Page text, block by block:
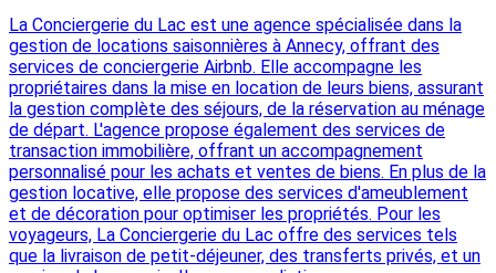
La Conciergerie du Lac est une agence spécialisée dans la
gestion de locations saisonnières à Annecy, offrant des
services de conciergerie Airbnb. Elle accompagne les
propriétaires dans la mise en location de leurs biens, assurant
la gestion complète des séjours, de la réservation au ménage
de départ. L'agence propose également des services de
transaction immobilière, offrant un accompagnement
personnalisé pour les achats et ventes de biens. En plus de la
gestion locative, elle propose des services d'ameublement
et de décoration pour optimiser les propriétés. Pour les
voyageurs, La Conciergerie du Lac offre des services tels
que la livraison de petit-déjeuner, des transferts privés, et un